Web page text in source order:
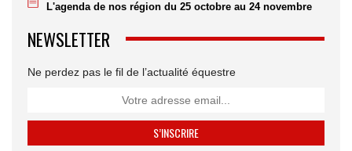
L'agenda de nos région du 25 octobre au 24 novembre
NEWSLETTER
Ne perdez pas le fil de l’actualité équestre